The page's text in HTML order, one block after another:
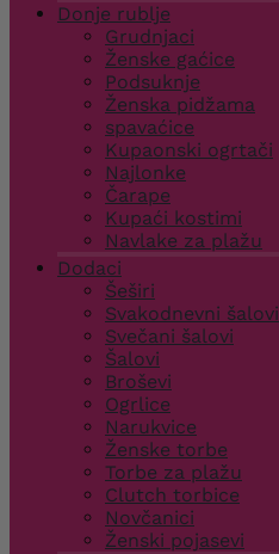
Donje rublje
Grudnjaci
Ženske gaćice
Podsuknje
Ženska pidžama
spavaćice
Kupaonski ogrtači
Najlonke
Čarape
Kupaći kostimi
Navlake za plažu
Dodaci
Šeširi
Svakodnevni šalovi
Svečani šalovi
Šalovi
Broševi
Ogrlice
Narukvice
Ženske torbe
Torbe za plažu
Clutch torbice
Novčanici
Ženski pojasevi